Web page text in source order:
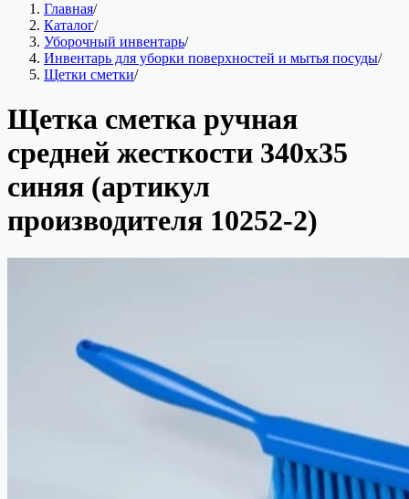
Главная/
Каталог/
Уборочный инвентарь/
Инвентарь для уборки поверхностей и мытья посуды/
Щетки сметки/
Щетка сметка ручная
средней жесткости 340х35
синяя (артикул
производителя 10252-2)